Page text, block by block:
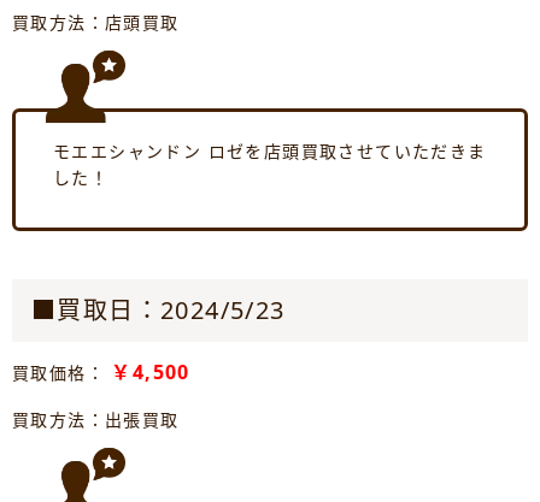
買取方法：店頭買取
モエエシャンドン ロゼを店頭買取させていただきま
した！
■買取日：2024/5/23
買取価格： ￥4,500
買取方法：出張買取